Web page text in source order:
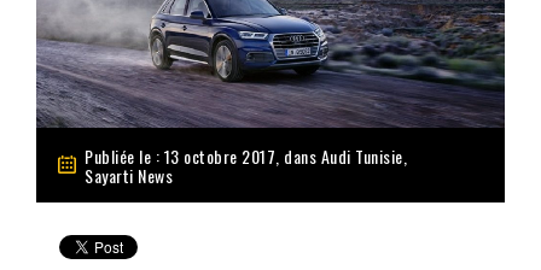
Publiée le : 13 octobre 2017, dansAudi Tunisie
Sayarti News